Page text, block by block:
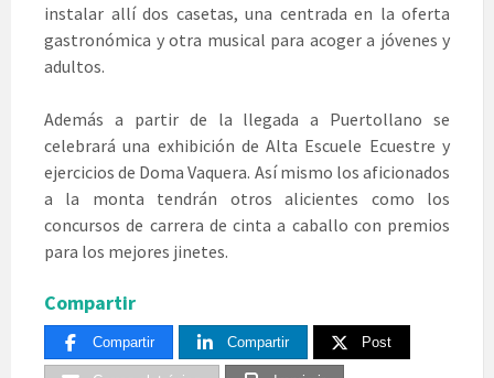
instalar allí dos casetas, una centrada en la oferta
gastronómica y otra musical para acoger a jóvenes y
adultos.
Además a partir de la llegada a Puertollano se
celebrará una exhibición de Alta Escuele Ecuestre y
ejercicios de Doma Vaquera. Así mismo los aficionados
a la monta tendrán otros alicientes como los
concursos de carrera de cinta a caballo con premios
para los mejores jinetes.
Compartir
Compartir Compartir Post